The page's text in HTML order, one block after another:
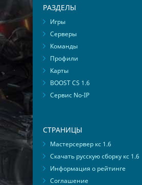
РАЗДЕЛЫ
Игры
Серверы
Команды
Профили
Карты
BOOST CS 1.6
Сервис No-IP
СТРАНИЦЫ
Мастерсервер кс 1.6
Скачать русскую сборку кс 1.6
Информация о рейтинге
Соглашение